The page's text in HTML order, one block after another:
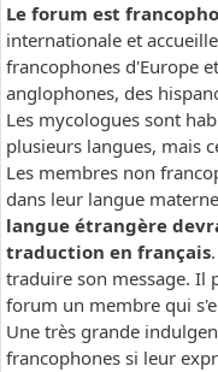
Le forum est
internationale et
francophones d'Europe
anglophones, des
Les mycologues sont
plusieurs langues, mais
Les membres non
dans leur langue
langue étrangère
traduction en français
traduire son message. Il
forum un membre qui
Une très grande
francophones si leur